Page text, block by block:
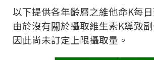
以下提供各年齡層之維他命K每
由於沒有關於攝取維生素K導致
因此尚未訂定上限攝取量。